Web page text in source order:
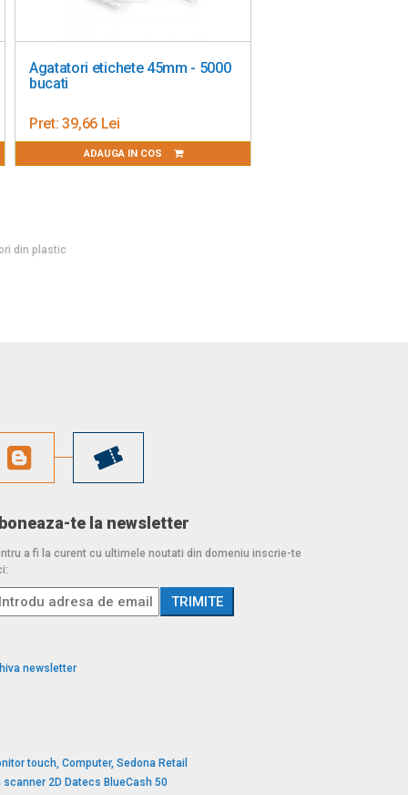
Agatatori etichete 45mm - 5000
bucati
Pret: 39,66 Lei
ADAUGA IN COS
din plastic
te la newsletter
a fi la curent cu ultimele noutati din domeniu inscrie-te
newsletter
touch, Computer, Sedona Retail
2D Datecs BlueCash 50